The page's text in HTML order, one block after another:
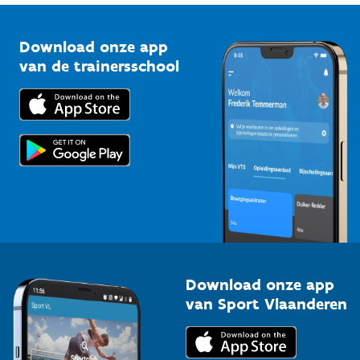
Bedrijven
Trainers en begeleiders
Topsporters
Vlaamse Trainersschool
Kennisplatform
Downloads
Voor de pers
Download onze app
van de trainersschool
Download onze app
van Sport Vlaanderen